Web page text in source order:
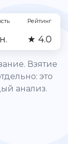
Рейтинг
★ 4.0
Взятие
это
анализ.